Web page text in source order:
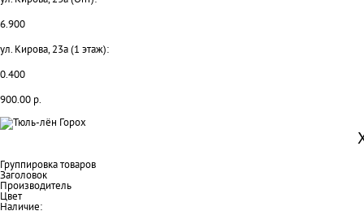
6.900
ул. Кирова, 23а (1 этаж):
0.400
900.00 р.
Группировка товаров
Заголовок
Производитель
Цвет
Наличие: